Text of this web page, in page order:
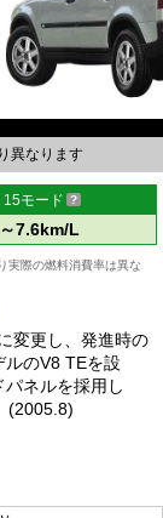
異なります
15モード
7.6km/L
実際の燃料消費率は異な
変更し、発進時の
ルのV8 TEを設
ネルを採用し
(2005.8)